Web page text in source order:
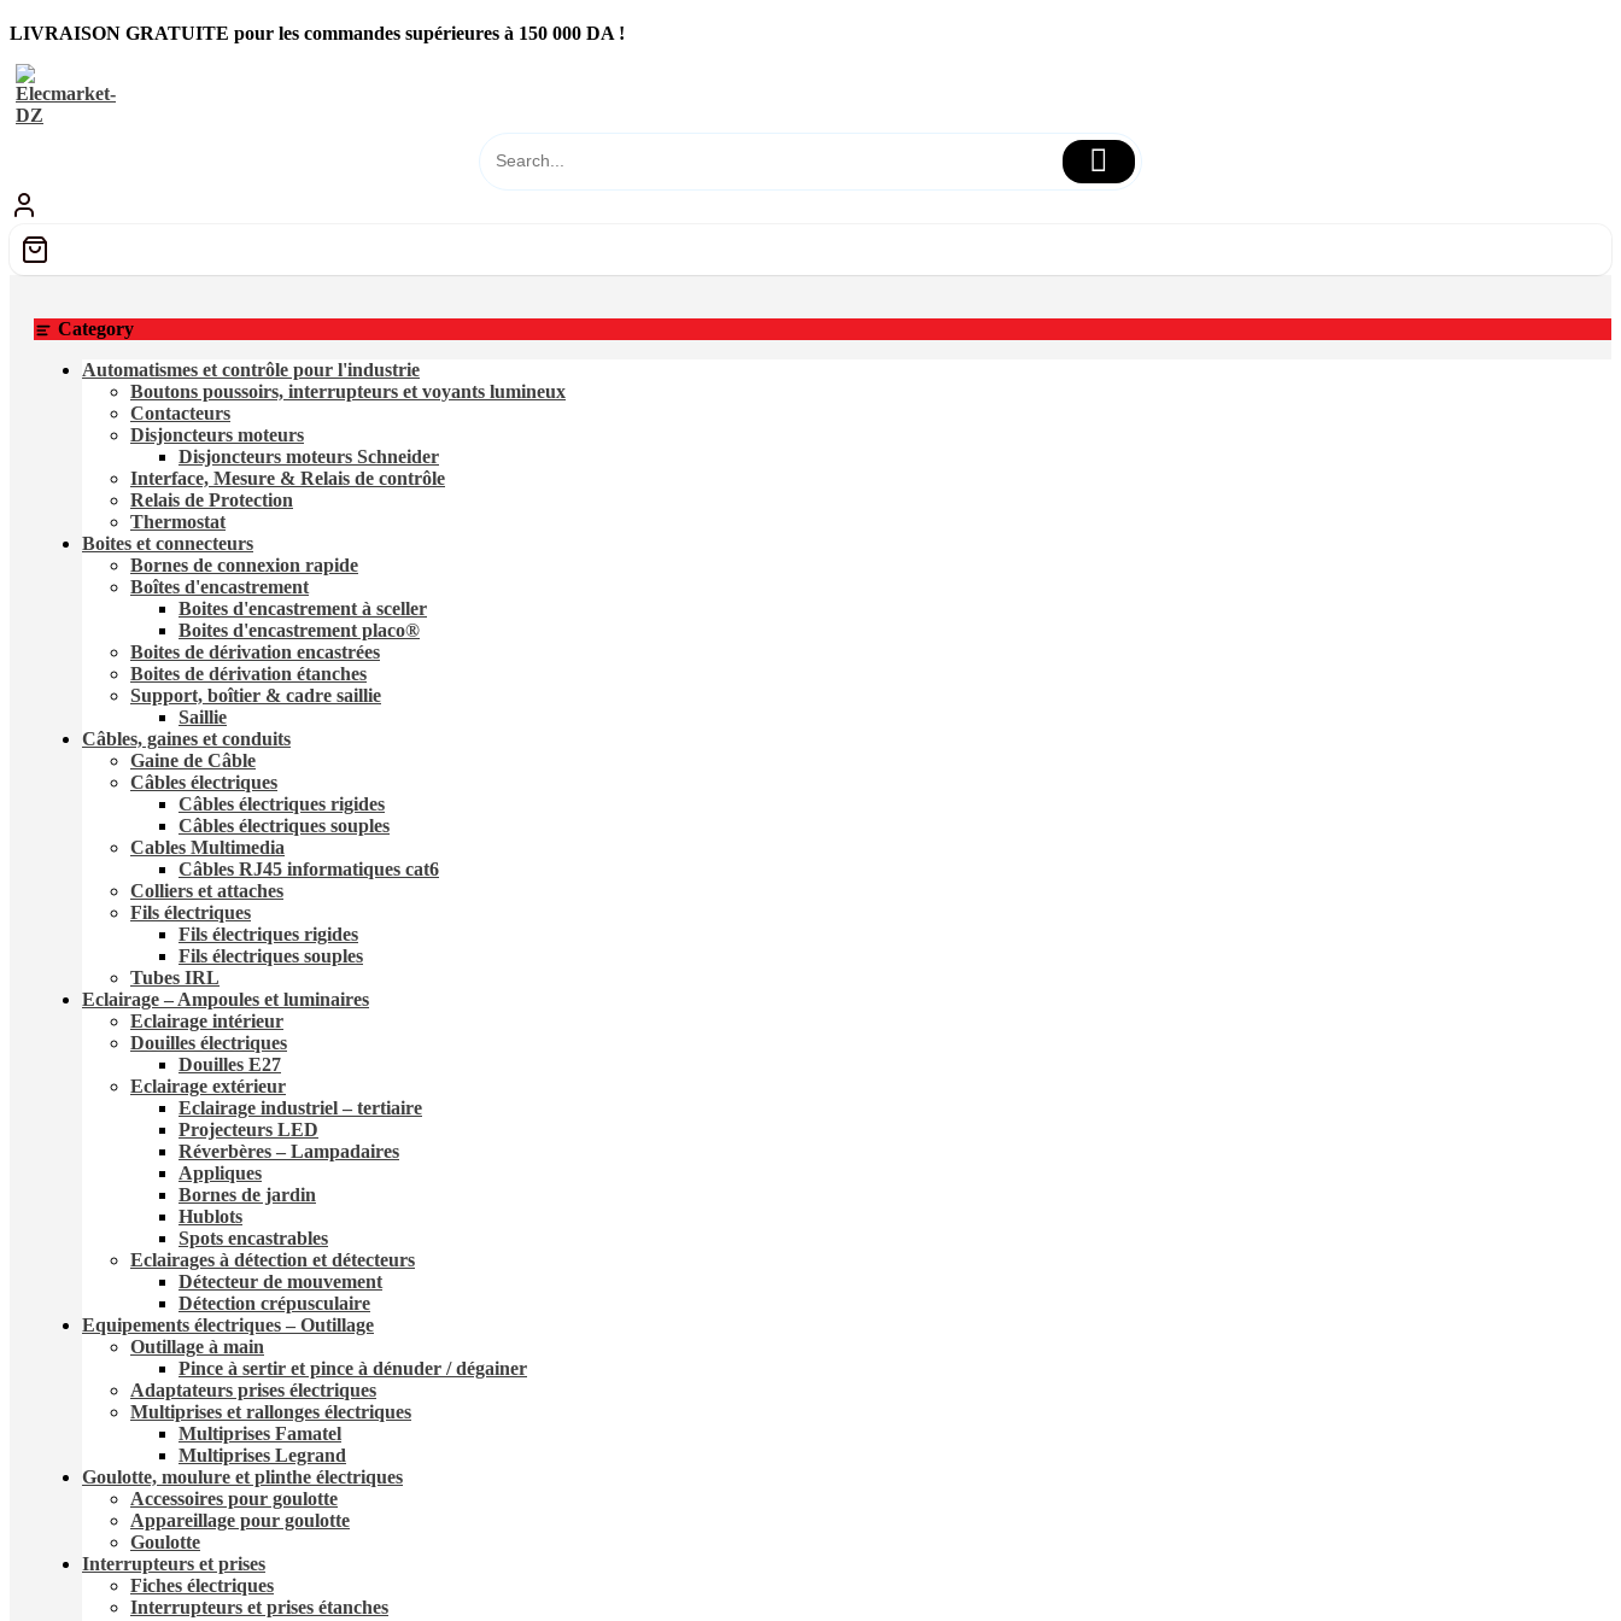
to
content
LIVRAISON GRATUITE pour les commandes supérieures à 150 000 DA !
Category
Automatismes et contrôle pour l'industrie
Boutons poussoirs, interrupteurs et voyants lumineux
Contacteurs
Disjoncteurs moteurs
Disjoncteurs moteurs Schneider
Interface, Mesure & Relais de contrôle
Relais de Protection
Thermostat
Boites et connecteurs
Bornes de connexion rapide
Boîtes d'encastrement
Boites d'encastrement à sceller
Boites d'encastrement placo®
Boites de dérivation encastrées
Boites de dérivation étanches
Support, boîtier & cadre saillie
Saillie
Câbles, gaines et conduits
Gaine de Câble
Câbles électriques
Câbles électriques rigides
Câbles électriques souples
Cables Multimedia
Câbles RJ45 informatiques cat6
Colliers et attaches
Fils électriques
Fils électriques rigides
Fils électriques souples
Tubes IRL
Eclairage – Ampoules et luminaires
Eclairage intérieur
Douilles électriques
Douilles E27
Eclairage extérieur
Eclairage industriel – tertiaire
Projecteurs LED
Réverbères – Lampadaire​s
Appliques
Bornes de jardin
Hublots
Spots encastrables
Eclairages à détection et détecteurs​
Détecteur de mouvement
Détection crépusculaire
Equipements électriques – Outillage
Outillage à main
Pince à sertir et pince à dénuder / dégainer
Adaptateurs prises électriques
Multiprises et rallonges électriques
Multiprises Famatel
Multiprises Legrand
Goulotte, moulure et plinthe électriques
Accessoires pour goulotte
Appareillage pour goulotte
Goulotte
Interrupteurs et prises
Fiches électriques
Interrupteurs et prises étanches